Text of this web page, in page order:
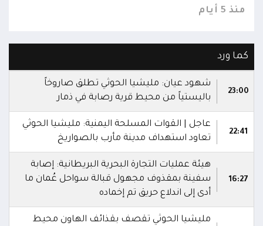
منذ 5 أيام
كما ورد
23:00
شهود عيان: مليشيا الحوثي تطلق صاروخاً
باليستياً من محيط قرية رصابة في ذمار
22:41
عاجل | القوات المسلحة اليمنية: مليشيا الحوثي
تعاود استهداف مدينة مأرب بالصواريخ
16:27
هيئة عمليات التجارة البحرية البريطانية: إصابة
سفينة بمقذوف مجهول قبالة سواحل عُمان ما
أدى إلى اندلاع حريق تم إخماده
مليشيا الحوثي تقصف بقذائف الهاون محيط